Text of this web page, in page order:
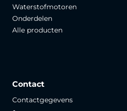
Waterstofmotoren
Onderdelen
Alle producten
Contact
Contactgegevens